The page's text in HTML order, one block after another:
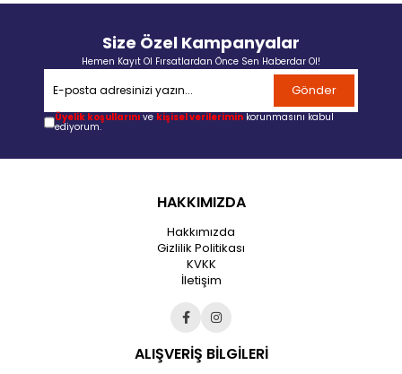
Size Özel Kampanyalar
Hemen Kayıt Ol Fırsatlardan Önce Sen Haberdar Ol!
Gönder
Üyelik koşullarını ve kişisel verilerimin korunmasını kabul
ediyorum.
HAKKIMIZDA
Hakkımızda
Gizlilik Politikası
KVKK
İletişim
ALIŞVERİŞ BİLGİLERİ